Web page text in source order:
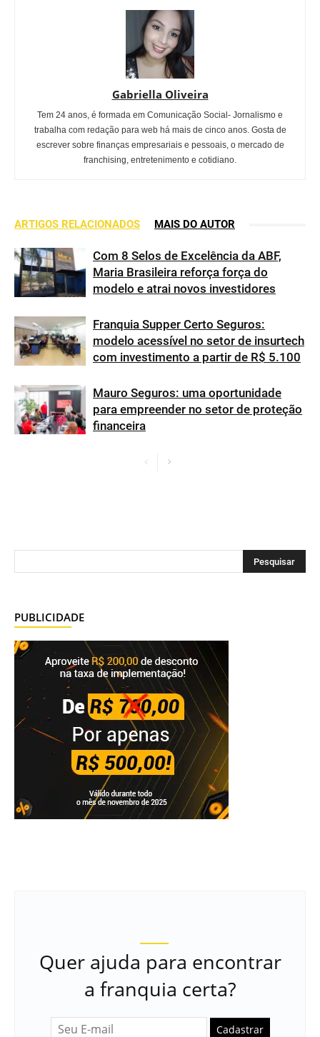
Gabriella Oliveira
Tem 24 anos, é formada em Comunicação Social- Jornalismo e
trabalha com redação para web há mais de cinco anos. Gosta de
escrever sobre finanças empresariais e pessoais, o mercado de
franchising, entretenimento e cotidiano.
ARTIGOS RELACIONADOS MAIS DO AUTOR
Com 8 Selos de Excelência da ABF,
Maria Brasileira reforça força do
modelo e atrai novos investidores
Franquia Supper Certo Seguros:
modelo acessível no setor de insurtech
com investimento a partir de R$ 5.100
Mauro Seguros: uma oportunidade
para empreender no setor de proteção
financeira
PUBLICIDADE
Quer ajuda para encontrar
a franquia certa?
Cadastrar